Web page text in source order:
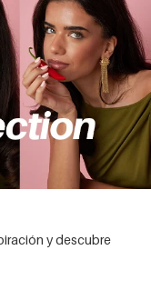
y descubre